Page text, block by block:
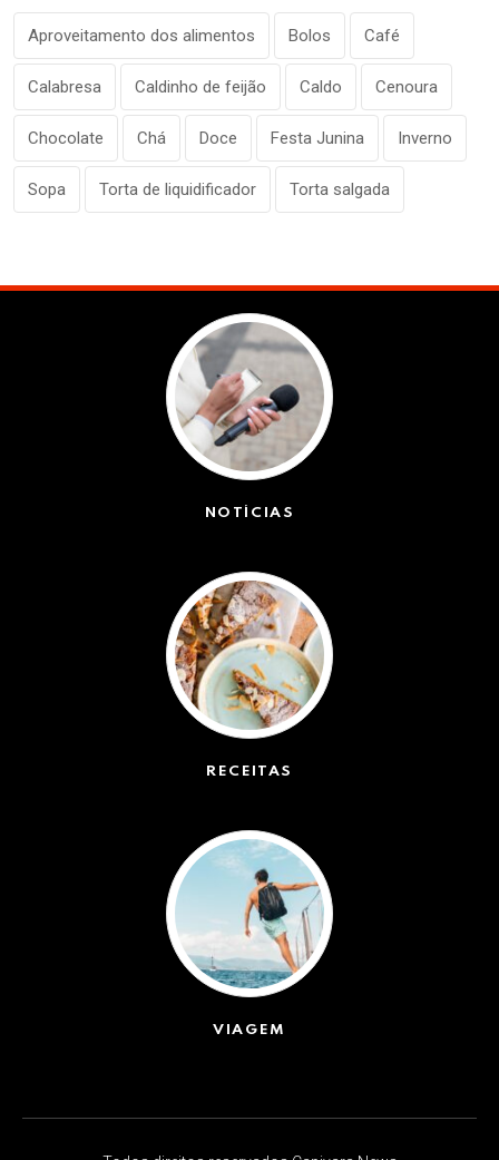
Aproveitamento dos alimentos Bolos Café
Calabresa Caldinho de feijão Caldo Cenoura
Chocolate Chá Doce Festa Junina Inverno
Sopa Torta de liquidificador Torta salgada
NOTÍCIAS
RECEITAS
VIAGEM